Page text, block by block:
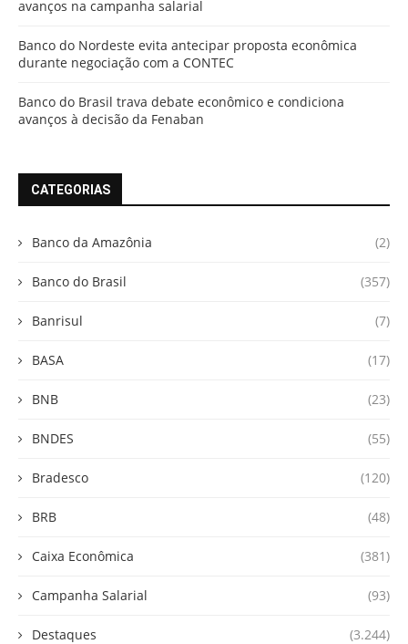
avanços na campanha salarial
Banco do Nordeste evita antecipar proposta econômica
durante negociação com a CONTEC
Banco do Brasil trava debate econômico e condiciona
avanços à decisão da Fenaban
CATEGORIAS
Banco da Amazônia (2)
Banco do Brasil (357)
Banrisul (7)
BASA (17)
BNB (23)
BNDES (55)
Bradesco (120)
BRB (48)
Caixa Econômica (381)
Campanha Salarial (93)
Destaques (3.244)